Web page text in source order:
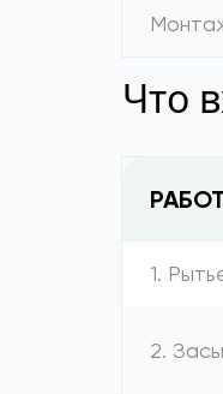
Что
1.
2.